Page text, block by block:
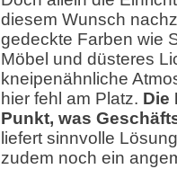
diesem Wunsch
gedeckte Farben wie
Möbel und düsteres
kneipenähnliche
hier fehl am Platz. Die
Punkt, was
liefert sinnvolle
zudem noch ein